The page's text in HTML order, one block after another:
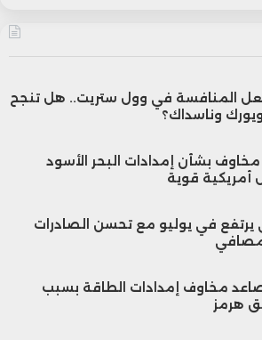
المنافسة في وول ستريت.. هل تنجح
وناسداك؟
بشأن إمدادات البحر الأسود
قوية
يرتفع في يوليو مع تحسن الصادرات
مخاوف إمدادات الطاقة بسبب
هرمز